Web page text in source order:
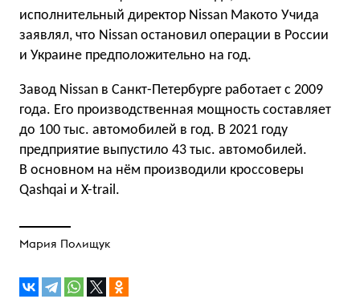
исполнительный директор Nissan Макото Учида
заявлял, что Nissan остановил операции в России
и Украине предположительно на год.
Завод Nissan в Санкт-Петербурге работает с 2009
года. Его производственная мощность составляет
до 100 тыс. автомобилей в год. В 2021 году
предприятие выпустило 43 тыс. автомобилей.
В основном на нём производили кроссоверы
Qashqai и X-trail.
Мария Полищук